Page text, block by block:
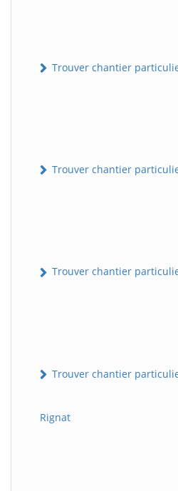
Trouver chantier
Trouver chantier
Trouver chantier
Trouver chantier
Rignat